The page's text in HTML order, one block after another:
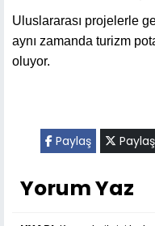
Uluslararası projelerle
aynı zamanda turizm
oluyor.
Paylaş Paylaş
Yorum Yaz